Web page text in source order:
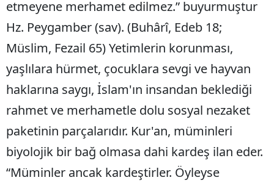
etmeyene merhamet edilmez.” buyurmuştur
Hz. Peygamber (sav). (Buhârî, Edeb 18;
Müslim, Fezail 65) Yetimlerin korunması,
yaşlılara hürmet, çocuklara sevgi ve hayvan
haklarına saygı, İslam'ın insandan beklediği
rahmet ve merhametle dolu sosyal nezaket
paketinin parçalarıdır. Kur'an, müminleri
biyolojik bir bağ olmasa dahi kardeş ilan eder.
“Müminler ancak kardeştirler. Öyleyse